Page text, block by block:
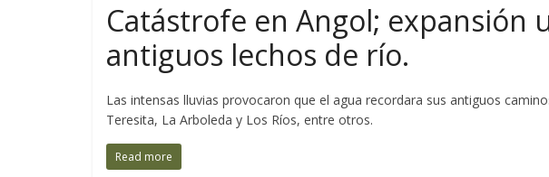
Catástrofe en Angol; expansión
antiguos lechos de río.
Las intensas lluvias provocaron que el agua recordara sus antiguos
Teresita, La Arboleda y Los Ríos, entre otros.
Read more